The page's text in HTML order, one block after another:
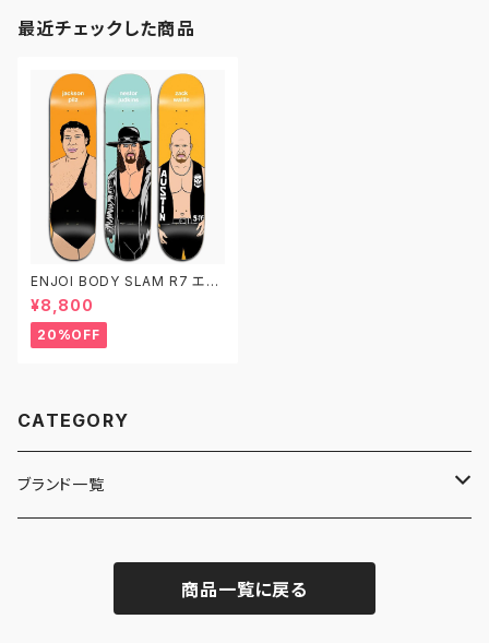
最近チェックした商品
ENJOI BODY SLAM R7 エン
ジョイ スケートボード デッキ ス
ケボー 8.0 8.25
¥8,800
20%OFF
CATEGORY
ブランド一覧
商品一覧に戻る